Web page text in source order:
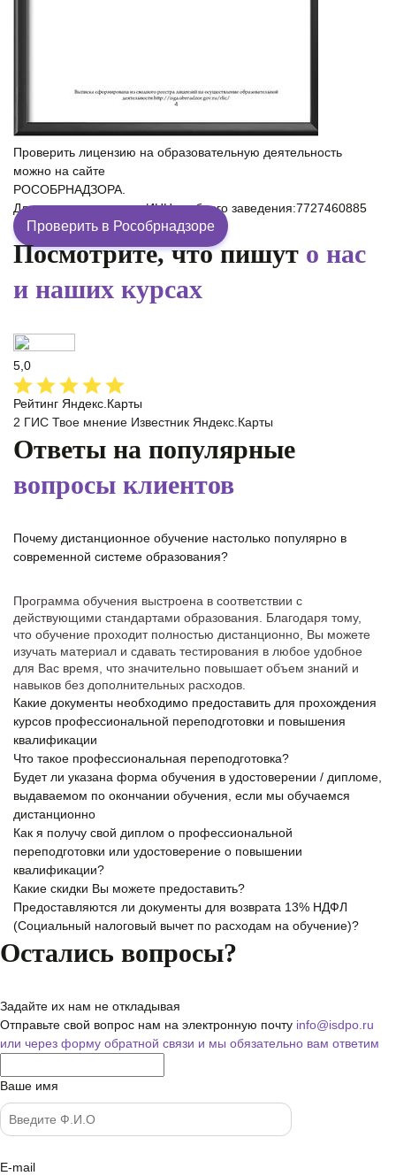
Проверить лицензию на образовательную деятельность
можно на сайте
РОСОБРНАДЗОРА.
Для проверки введите ИНН учебного заведения:7727460885
Проверить в Рособрнадзоре
Посмотрите, что пишут о нас
и наших курсах
5,0
Рейтинг Яндекс.Карты
2 ГИС Твое мнение Известник Яндекс.Карты
Ответы на популярные
вопросы клиентов
Почему дистанционное обучение настолько популярно в
современной системе образования?
Программа обучения выстроена в соответствии с
действующими стандартами образования. Благодаря тому,
что обучение проходит полностью дистанционно, Вы можете
изучать материал и сдавать тестирования в любое удобное
для Вас время, что значительно повышает объем знаний и
навыков без дополнительных расходов.
Какие документы необходимо предоставить для прохождения
курсов профессиональной переподготовки и повышения
квалификации
Что такое профессиональная переподготовка?
Будет ли указана форма обучения в удостоверении / дипломе,
выдаваемом по окончании обучения, если мы обучаемся
дистанционно
Как я получу свой диплом о профессиональной
переподготовки или удостоверение о повышении
квалификации?
Какие скидки Вы можете предоставить?
Предоставляются ли документы для возврата 13% НДФЛ
(Социальный налоговый вычет по расходам на обучение)?
Остались вопросы?
Задайте их нам не откладывая
Отправьте свой вопрос нам на электронную почту info@isdpo.ru
или через форму обратной связи и мы обязательно вам ответим
Ваше имя
E-mail